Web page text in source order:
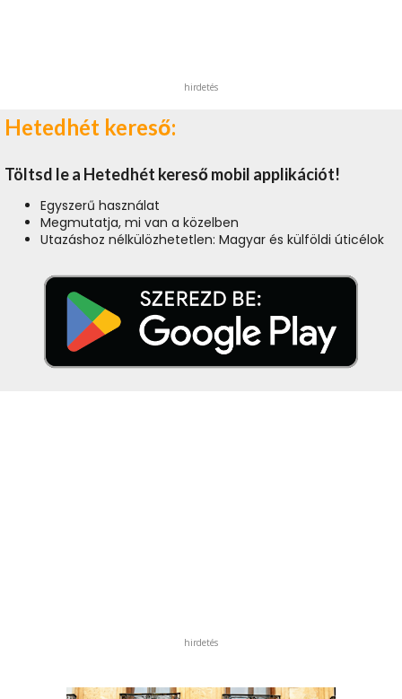
hirdetés
Hetedhét kereső:
Töltsd le a Hetedhét kereső mobil applikációt!
Egyszerű használat
Megmutatja, mi van a közelben
Utazáshoz nélkülözhetetlen: Magyar és külföldi úticélok
hirdetés